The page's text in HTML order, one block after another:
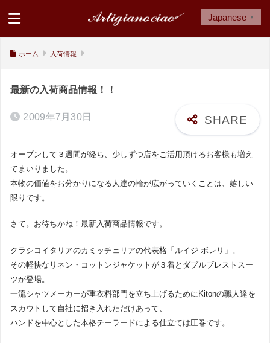
ホーム 入荷情報
最新の入荷商品情報！！
2009年7月30日
オープンして３週間が経ち、少しずつ店をご活用頂けるお客様も増え
てまいりました。
本物の価値をお分かりになる人達の輪が広がっていくことは、嬉しい
限りです。
さて。お待ちかね！最新入荷商品情報です。
クラシコイタリアのカミッチェリアの代表格「ルイジ ボレリ」。
その軽快なリネン・コットンジャケットが３着とダブルブレストスー
ツが登場。
一流シャツメーカーが重衣料部門を立ち上げるためにKitonの職人達を
スカウトして自社に招き入れただけあって、
ハンドを中心とした本格テーラードによる仕立ては圧巻です。
Japanese ▼